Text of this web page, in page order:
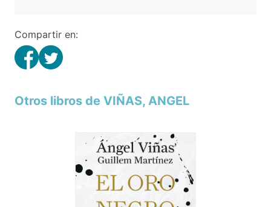
Compartir en:
Otros libros de VIÑAS, ANGEL